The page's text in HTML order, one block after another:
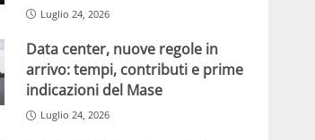
Luglio 24, 2026
Data center, nuove regole in
arrivo: tempi, contributi e prime
indicazioni del Mase
Luglio 24, 2026